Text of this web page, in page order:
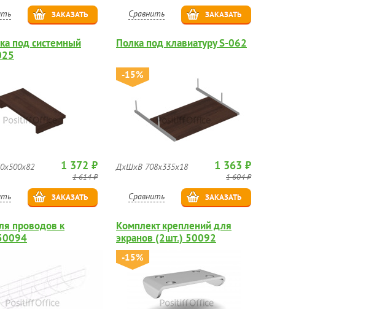
ЗАКАЗАТЬ Сравнить ЗАКАЗАТЬ
под системный
1 372 ₽
1 614 ₽
ЗАКАЗАТЬ
Полка под клавиатуру S-062
-15%
ДхШхВ 708х335х18 1 363 ₽
1 604 ₽
Сравнить ЗАКАЗАТЬ
проводов к
Комплект креплений для
экранов (2шт.) 50092
-15%